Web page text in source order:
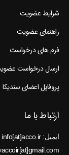
شرایط عضویت
راهنمای عضویت
فرم های درخواست
ارسال درخواست
پروفایل اعضای سندیکا
ارتباط با ما
ایمیل: info[at]acco.ir